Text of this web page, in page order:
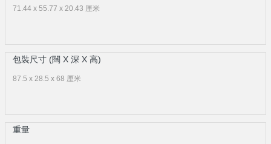
71.44 x 55.77 x 20.43 厘米
包裝尺寸 (闊 X 深 X 高)
87.5 x 28.5 x 68 厘米
重量